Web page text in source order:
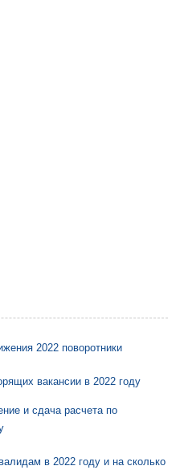
2022 поворотники
вакансии в 2022 году
и сдача расчета по
в 2022 году и на сколько